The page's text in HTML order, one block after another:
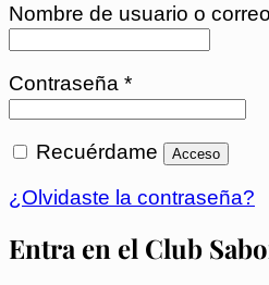
Nombre de usuario o
Contraseña *Obligatorio
Recuérdame Acceso
¿Olvidaste la contraseña?